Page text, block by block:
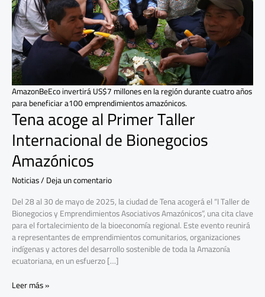
Tena acoge al Primer Taller
Internacional de Bionegocios
Amazónicos
Noticias/Deja un comentario
Del 28 al 30 de mayo de 2025, la ciudad de Tena acogerá el “I Taller de
Bionegocios y Emprendimientos Asociativos Amazónicos”, una cita clave
para el fortalecimiento de la bioeconomía regional. Este evento reunirá
a representantes de emprendimientos comunitarios, organizaciones
indígenas y actores del desarrollo sostenible de toda la Amazonía
ecuatoriana, en un esfuerzo […]
Bionegocios
Amazónicos
Leer más »
AmazonBeEco invertirá US$7 millones en la región durante cuatro años
para beneficiar a100 emprendimientos amazónicos.